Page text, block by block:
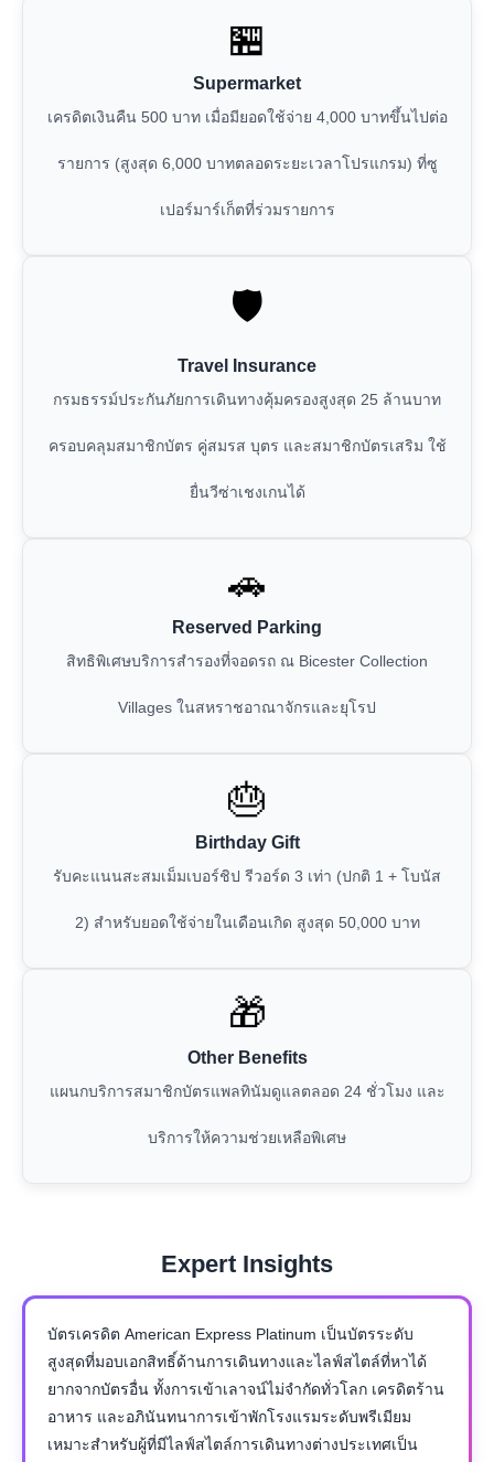
🏪
Supermarket
เครดิตเงินคืน 500 บาท เมื่อมียอดใช้จ่าย 4,000 บาทขึ้นไปต่อ
รายการ (สูงสุด 6,000 บาทตลอดระยะเวลาโปรแกรม) ที่ซู
เปอร์มาร์เก็ตที่ร่วมรายการ
🛡️
Travel Insurance
กรมธรรม์ประกันภัยการเดินทางคุ้มครองสูงสุด 25 ล้านบาท
ครอบคลุมสมาชิกบัตร คู่สมรส บุตร และสมาชิกบัตรเสริม ใช้
ยื่นวีซ่าเชงเกนได้
🚗
Reserved Parking
สิทธิพิเศษบริการสำรองที่จอดรถ ณ Bicester Collection
Villages ในสหราชอาณาจักรและยุโรป
🎂
Birthday Gift
รับคะแนนสะสมเม็มเบอร์ชิป รีวอร์ด 3 เท่า (ปกติ 1 + โบนัส
2) สำหรับยอดใช้จ่ายในเดือนเกิด สูงสุด 50,000 บาท
🎁
Other Benefits
แผนกบริการสมาชิกบัตรแพลทินัมดูแลตลอด 24 ชั่วโมง และ
บริการให้ความช่วยเหลือพิเศษ
Expert Insights
บัตรเครดิต American Express Platinum เป็นบัตรระดับ
สูงสุดที่มอบเอกสิทธิ์ด้านการเดินทางและไลฟ์สไตล์ที่หาได้
ยากจากบัตรอื่น ทั้งการเข้าเลาจน์ไม่จำกัดทั่วโลก เครดิตร้าน
อาหาร และอภินันทนาการเข้าพักโรงแรมระดับพรีเมียม
เหมาะสำหรับผู้ที่มีไลฟ์สไตล์การเดินทางต่างประเทศเป็น